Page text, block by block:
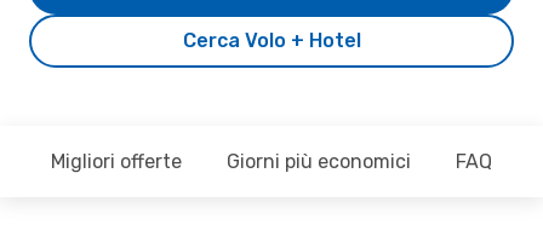
Cerca Volo + Hotel
Migliori offerte Giorni più economici FAQ